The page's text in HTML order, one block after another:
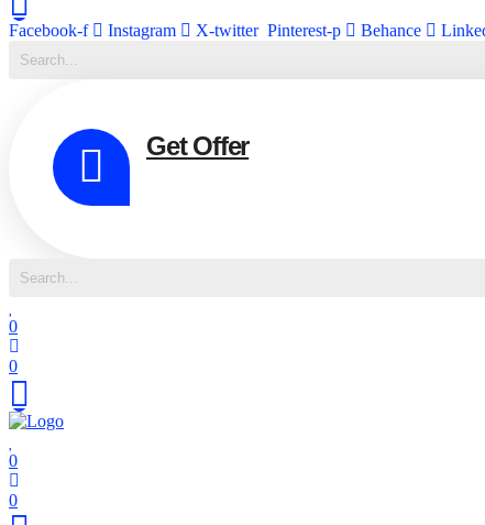
Facebook-f Instagram X-twitter Pinterest-p Behance
Get Offer
0
0
0
0